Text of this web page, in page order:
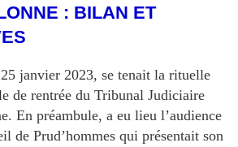
: BILAN ET
janvier 2023, se tenait la rituelle
de rentrée du Tribunal Judiciaire
En préambule, a eu lieu l’audience
de Prud’hommes qui présentait son